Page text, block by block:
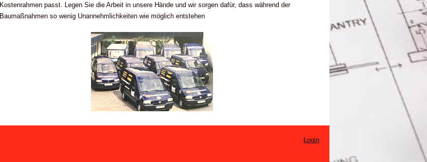
Kostenrahmen passt. Legen Sie die Arbeit in unsere Hände und wir sorgen dafür, dass während der
Baumaßnahmen so wenig Unannehmlichkeiten wie möglich entstehen
Login